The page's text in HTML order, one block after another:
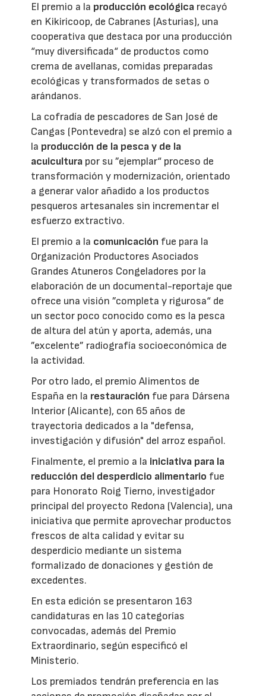
El premio a la producción ecológica recayó
en Kikiricoop, de Cabranes (Asturias), una
cooperativa que destaca por una producción
“muy diversificada“ de productos como
crema de avellanas, comidas preparadas
ecológicas y transformados de setas o
arándanos.
La cofradía de pescadores de San José de
Cangas (Pontevedra) se alzó con el premio a
la producción de la pesca y de la
acuicultura por su ”ejemplar“ proceso de
transformación y modernización, orientado
a generar valor añadido a los productos
pesqueros artesanales sin incrementar el
esfuerzo extractivo.
El premio a la comunicación fue para la
Organización Productores Asociados
Grandes Atuneros Congeladores por la
elaboración de un documental-reportaje que
ofrece una visión ”completa y rigurosa“ de
un sector poco conocido como es la pesca
de altura del atún y aporta, además, una
”excelente” radiografía socioeconómica de
la actividad.
Por otro lado, el premio Alimentos de
España en la restauración fue para Dársena
Interior (Alicante), con 65 años de
trayectoria dedicados a la "defensa,
investigación y difusión" del arroz español.
Finalmente, el premio a la iniciativa para la
reducción del desperdicio alimentario fue
para Honorato Roig Tierno, investigador
principal del proyecto Redona (Valencia), una
iniciativa que permite aprovechar productos
frescos de alta calidad y evitar su
desperdicio mediante un sistema
formalizado de donaciones y gestión de
excedentes.
En esta edición se presentaron 163
candidaturas en las 10 categorías
convocadas, además del Premio
Extraordinario, según especificó el
Ministerio.
Los premiados tendrán preferencia en las